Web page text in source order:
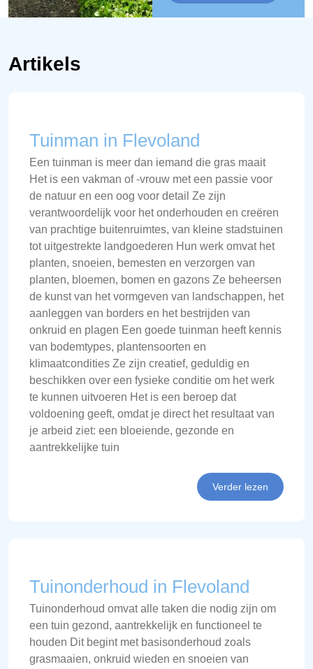
Artikels
Tuinman in Flevoland
Een tuinman is meer dan iemand die gras maait
Het is een vakman of -vrouw met een passie voor
de natuur en een oog voor detail Ze zijn
verantwoordelijk voor het onderhouden en creëren
van prachtige buitenruimtes, van kleine stadstuinen
tot uitgestrekte landgoederen Hun werk omvat het
planten, snoeien, bemesten en verzorgen van
planten, bloemen, bomen en gazons Ze beheersen
de kunst van het vormgeven van landschappen, het
aanleggen van borders en het bestrijden van
onkruid en plagen Een goede tuinman heeft kennis
van bodemtypes, plantensoorten en
klimaatcondities Ze zijn creatief, geduldig en
beschikken over een fysieke conditie om het werk
te kunnen uitvoeren Het is een beroep dat
voldoening geeft, omdat je direct het resultaat van
je arbeid ziet: een bloeiende, gezonde en
aantrekkelijke tuin
Verder lezen
Tuinonderhoud in Flevoland
Tuinonderhoud omvat alle taken die nodig zijn om
een tuin gezond, aantrekkelijk en functioneel te
houden Dit begint met basisonderhoud zoals
grasmaaien, onkruid wieden en snoeien van